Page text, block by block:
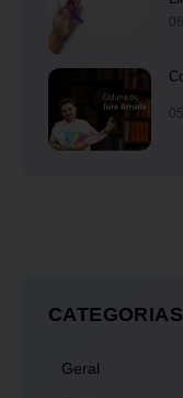
CATEGORIAS
Geral